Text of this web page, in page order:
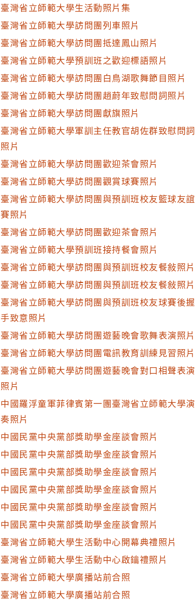
臺灣省立師範大學生活動照片集
臺灣省立師範大學訪問團列車照片
臺灣省立師範大學訪問團抵達鳳山照片
臺灣省立師範大學預訓班之歡迎標語照片
臺灣省立師範大學訪問團白鳥湖歌舞節目照片
臺灣省立師範大學訪問團趙蔚年致慰問詞照片
臺灣省立師範大學訪問團獻旗照片
臺灣省立師範大學軍訓主任教官胡佐群致慰問詞
照片
臺灣省立師範大學訪問團歡迎茶會照片
臺灣省立師範大學訪問團觀賞球賽照片
臺灣省立師範大學訪問團與預訓班校友籃球友誼
賽照片
臺灣省立師範大學訪問團歡迎茶會照片
臺灣省立師範大學預訓班接持餐會照片
臺灣省立師範大學訪問團與預訓班校友餐敍照片
臺灣省立師範大學訪問團與預訓班校友餐敍照片
臺灣省立師範大學訪問團與預訓班校友球賽後握
手致意照片
臺灣省立師範大學訪問團遊藝晚會歌舞表演照片
臺灣省立師範大學訪問團電訊教育訓練見習照片
臺灣省立師範大學訪問團遊藝晚會對口相聲表演
照片
中國羅浮童軍菲律賓第一團臺灣省立師範大學演
奏照片
中國民黨中央黨部獎助學金座談會照片
中國民黨中央黨部獎助學金座談會照片
中國民黨中央黨部獎助學金座談會照片
中國民黨中央黨部獎助學金座談會照片
中國民黨中央黨部獎助學金座談會照片
中國民黨中央黨部獎助學金座談會照片
臺灣省立師範大學生活動中心開幕典禮照片
臺灣省立師範大學生活動中心啟鑰禮照片
臺灣省立師範大學廣播站前合照
臺灣省立師範大學廣播站前合照